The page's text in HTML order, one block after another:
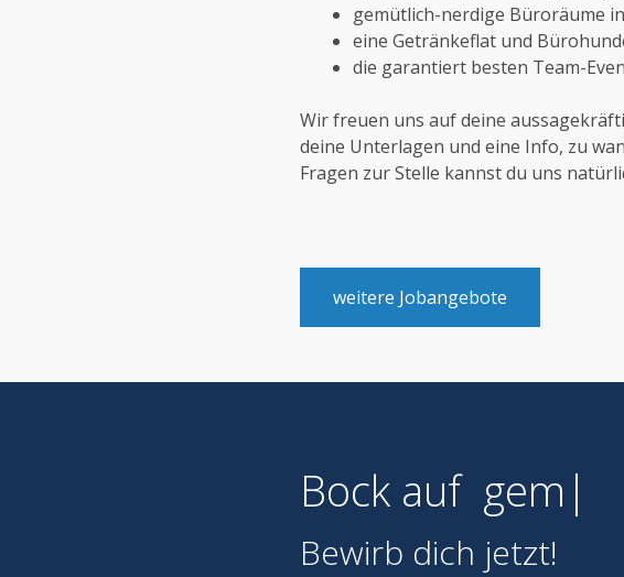
gemütlich-nerdige Büroräume
eine Getränkeflat und
die garantiert besten Team-
Wir freuen uns auf deine
deine Unterlagen und eine Info, zu
Fragen zur Stelle kannst du uns
weitere Jobangebote
Bock auf weiteren
Bewirb dich jetzt!